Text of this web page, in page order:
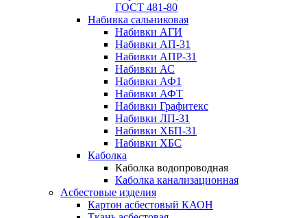
ГОСТ 481-80
Набивка сальниковая
Набивки АГИ
Набивки АП-31
Набивки АПР-31
Набивки АС
Набивки АФ1
Набивки АФТ
Набивки Графитекс
Набивки ЛП-31
Набивки ХБП-31
Набивки ХБС
Каболка
Каболка водопроводная
Каболка канализационная
Асбестовые изделия
Картон асбестовый КАОН